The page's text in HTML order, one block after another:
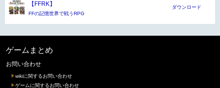
【FFRK】
FFの記憶世界で戦うRPG
ダウンロード
ゲームまとめ
お問い合わせ
wikiに関するお問い合わせ
ゲームに関するお問い合わせ